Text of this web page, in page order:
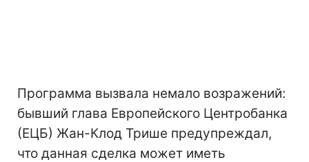
Программа вызвала немало возражений:
бывший глава Европейского Центробанка
(ЕЦБ) Жан-Клод Трише предупреждал,
что данная сделка может иметь